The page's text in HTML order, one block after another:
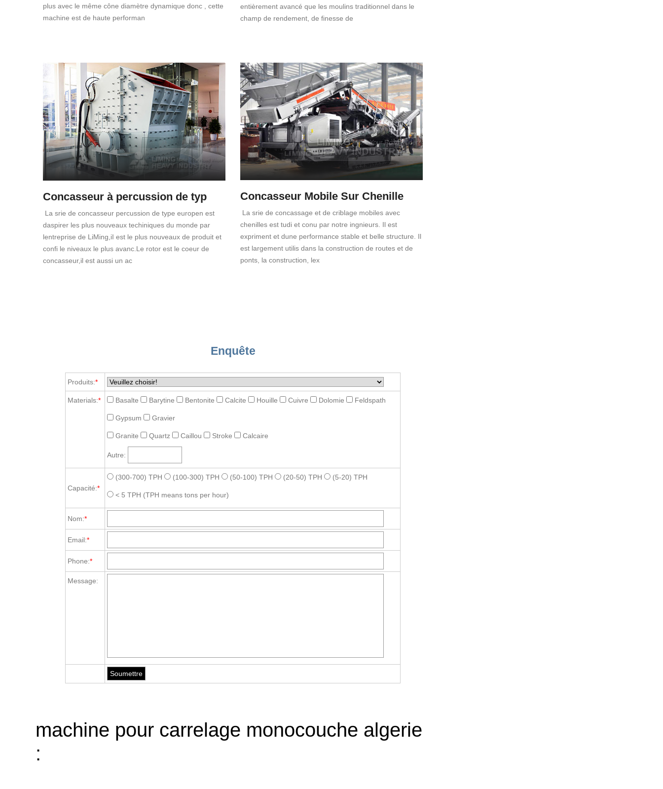
plus avec le même cône diamètre dynamique donc , cette
machine est de haute performan
entièrement avancé que les moulins traditionnel dans le
champ de rendement, de finesse de
Concasseur à percussion de typ
La srie de concasseur percussion de type europen est
daspirer les plus nouveaux techiniques du monde par
lentreprise de LiMing,iI est le plus nouveaux de produit et
confi le niveaux le plus avanc.Le rotor est le coeur de
concasseur,il est aussi un ac
Concasseur Mobile Sur Chenille
La srie de concassage et de criblage mobiles avec
chenilles est tudi et conu par notre ingnieurs. Il est
expriment et dune performance stable et belle structure. Il
est largement utilis dans la construction de routes et de
ponts, la construction, lex
Enquête
Produits:*
Materials:* Basalte Barytine Bentonite Calcite Houille Cuivre Dolomie Feldspath
Gypsum Gravier
Granite Quartz Caillou Stroke Calcaire
Autre:
Capacité:*
(300-700) TPH (100-300) TPH (50-100) TPH (20-50) TPH (5-20) TPH
< 5 TPH (TPH means tons per hour)
Nom:*
Email:*
Phone:*
Message:
machine pour carrelage monocouche algerie
: